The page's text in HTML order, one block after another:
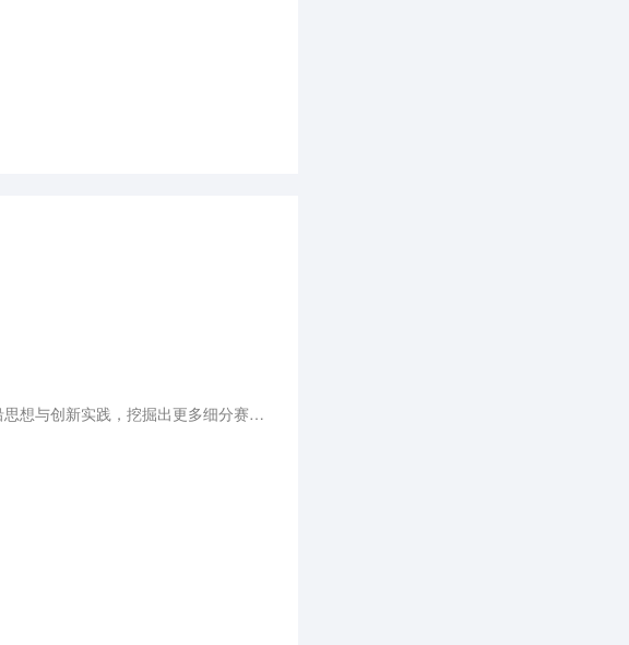
以“智慧进化，聚势前行”为主题，探讨未来汽车产业的发展方向，希望能凝聚行业前沿思想与创新实践，挖掘出更多细分赛道上的标杆企业，于变局中开新局，进一步探索和引领汽车生态的可持续发展